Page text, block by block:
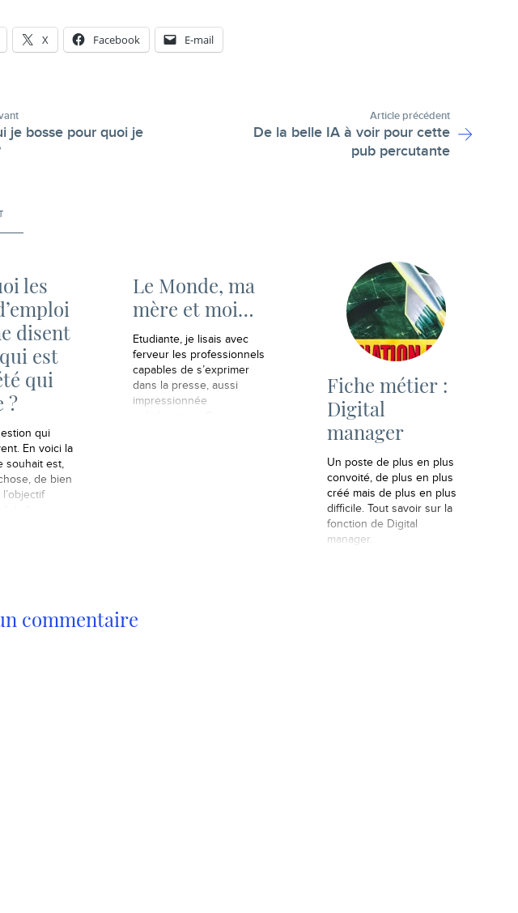
X Facebook E-mail
je bosse pour quoi je
Article précédent
De la belle IA à voir pour cette
pub percutante
les
disent
est
qui
?
qui
En voici la
souhait est,
de bien
Le Monde, ma
mère et moi…
Etudiante, je lisais avec
ferveur les professionnels
capables de s’exprimer
dans la presse, aussi
impressionnée
Fiche métier :
Digital
manager
Un poste de plus en plus
convoité, de plus en plus
créé mais de plus en plus
difficile. Tout savoir sur la
fonction de Digital
manager.
commentaire